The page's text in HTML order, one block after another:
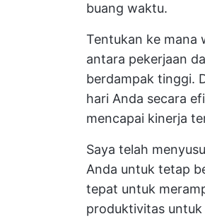
buang waktu.
Tentukan ke mana
antara pekerjaan
berdampak tinggi.
hari Anda secara
mencapai kinerja
Saya telah
Anda untuk tetap
tepat untuk
produktivitas untuk